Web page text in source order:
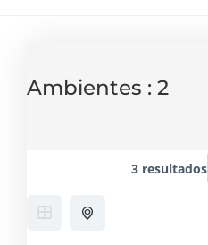
Ambientes : 2
3 resultados